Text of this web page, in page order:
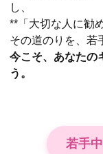
し、
**「大切な人に勧
その道のりを、若
今こそ、あなたの
う。
若手